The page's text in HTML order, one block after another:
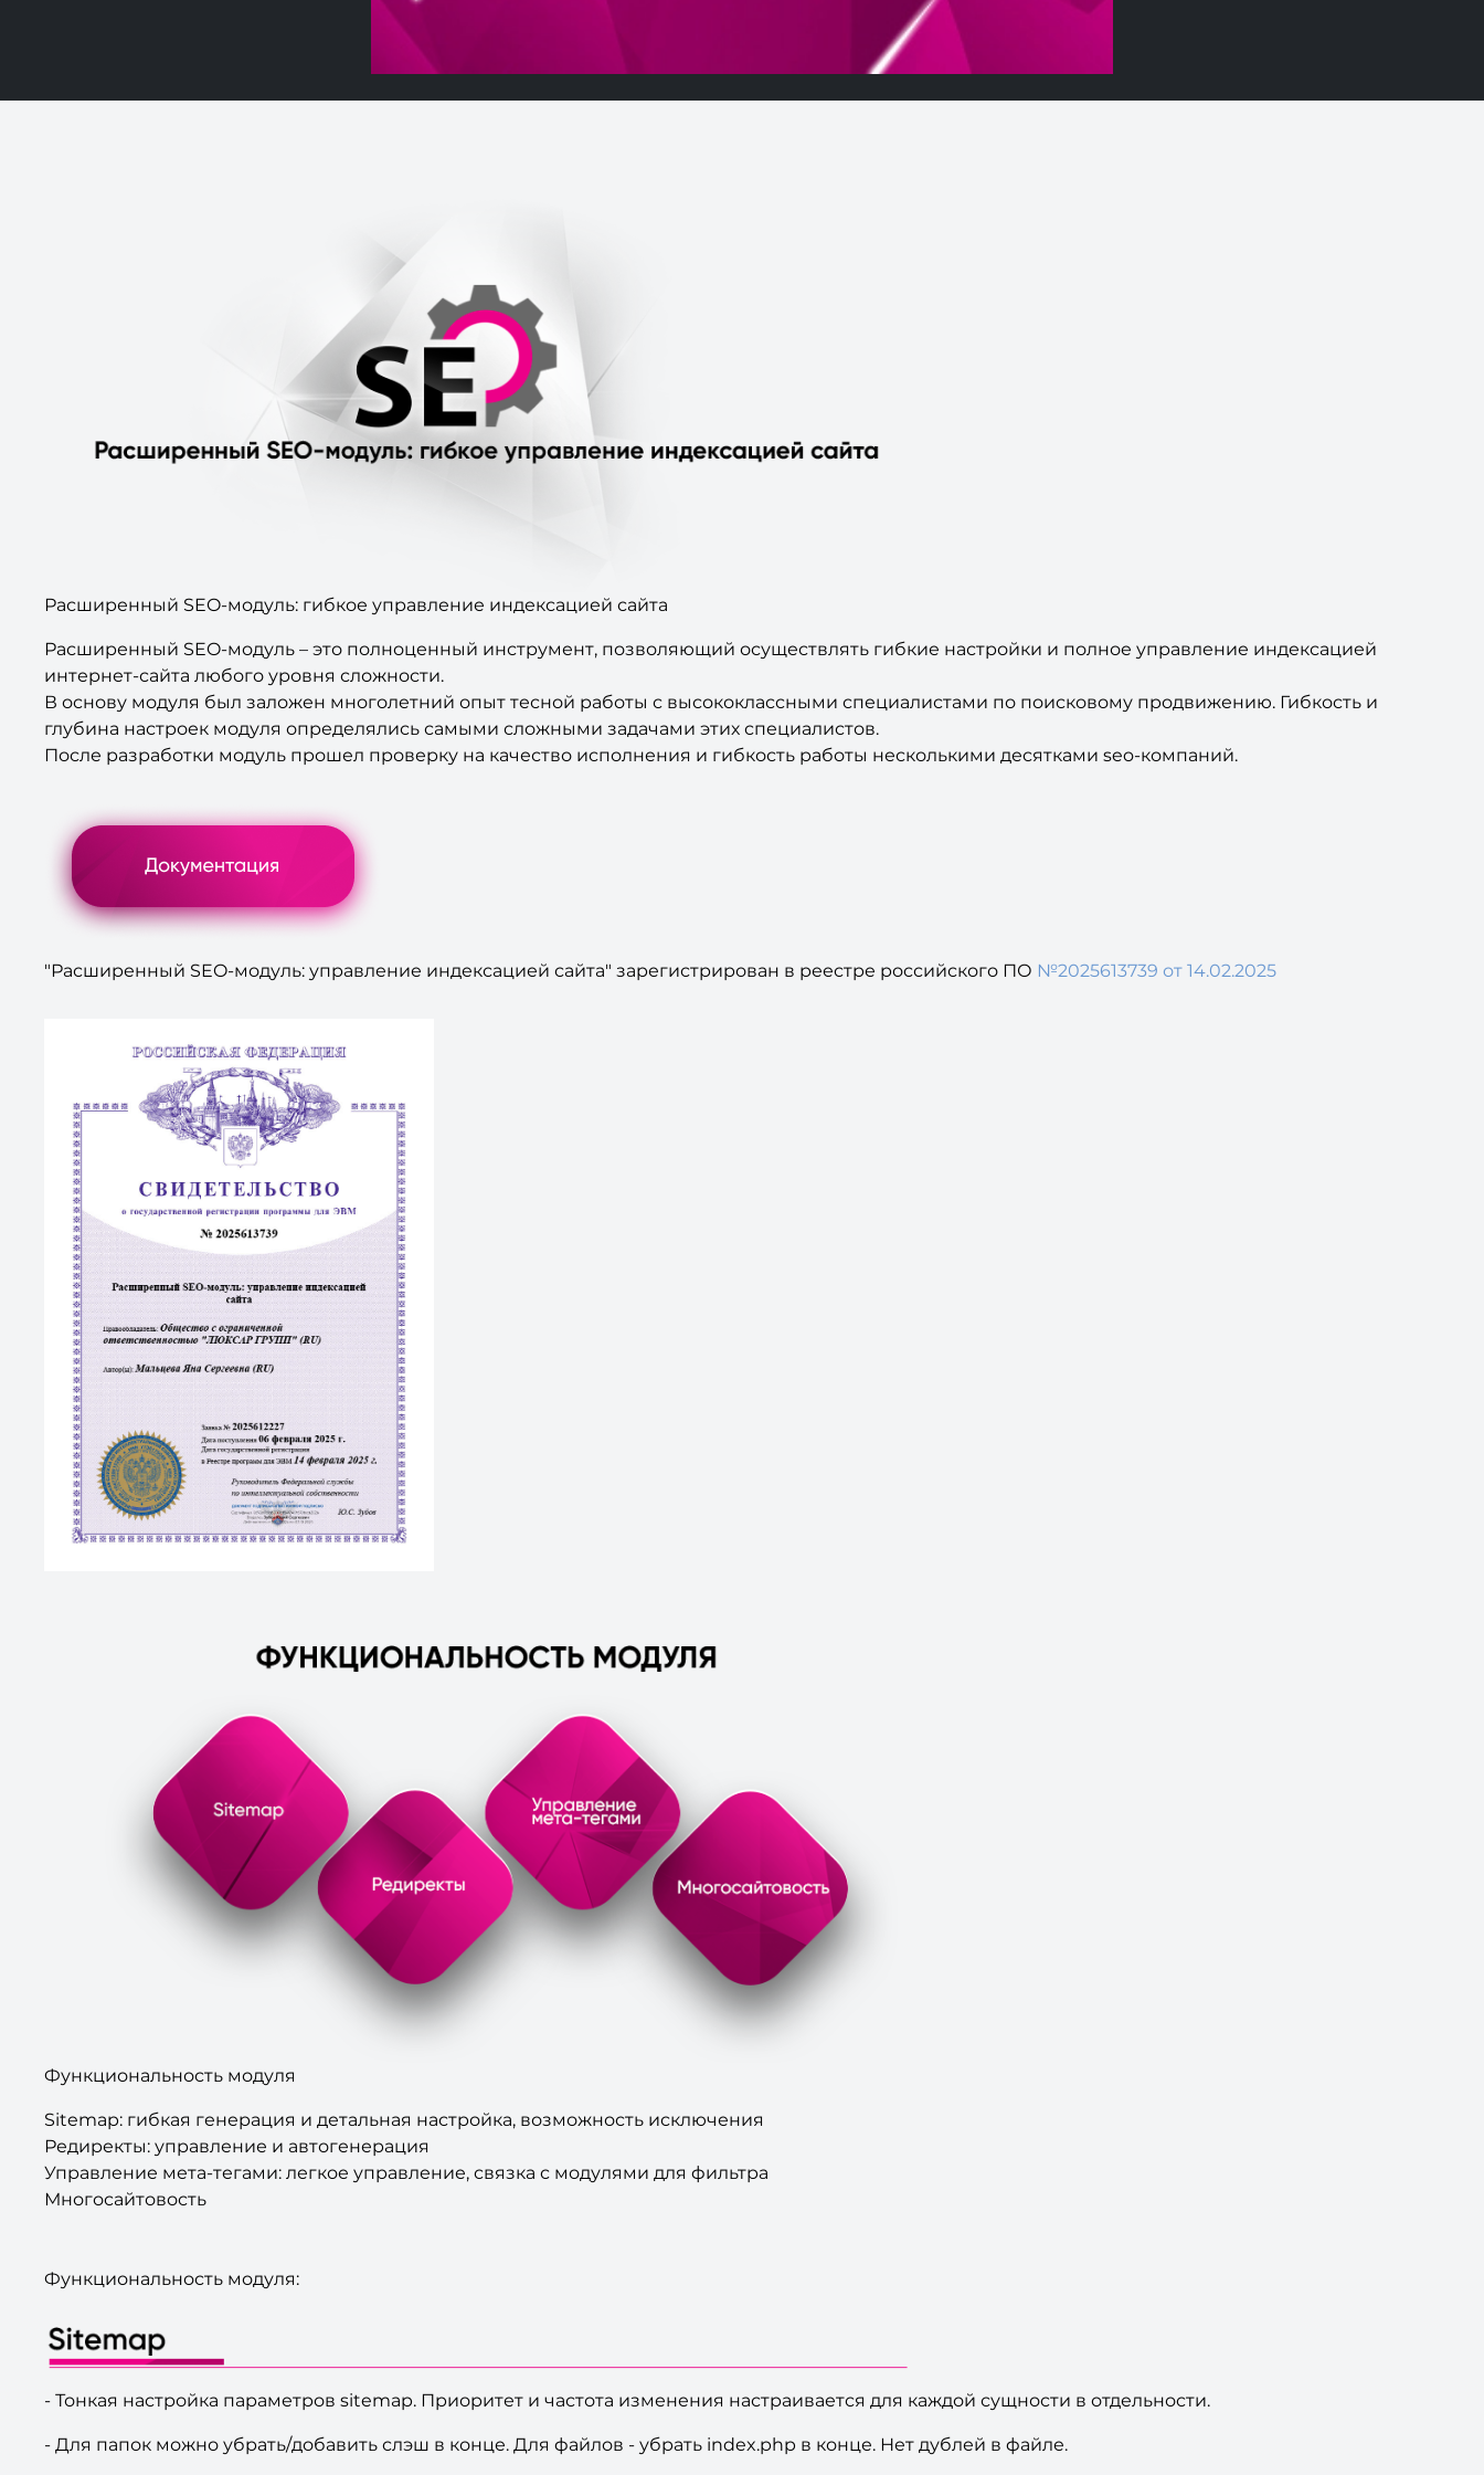
Расширенный SEO-модуль: гибкое управление индексацией сайта
Расширенный SEO-модуль – это полноценный инструмент, позволяющий осуществлять гибкие настройки и полное управление индексацией
интернет-сайта любого уровня сложности.
В основу модуля был заложен многолетний опыт тесной работы с высококлассными специалистами по поисковому продвижению. Гибкость и
глубина настроек модуля определялись самыми сложными задачами этих специалистов.
После разработки модуль прошел проверку на качество исполнения и гибкость работы несколькими десятками seo-компаний.
"Расширенный SEO-модуль: управление индексацией сайта" зарегистрирован в реестре российского ПО №2025613739 от 14.02.2025
Функциональность модуля
Sitemap: гибкая генерация и детальная настройка, возможность исключения
Редиректы: управление и автогенерация
Управление мета-тегами: легкое управление, связка с модулями для фильтра
Многосайтовость
Функциональность модуля:
- Тонкая настройка параметров sitemap. Приоритет и частота изменения настраивается для каждой сущности в отдельности.
- Для папок можно убрать/добавить слэш в конце. Для файлов - убрать index.php в конце. Нет дублей в файле.